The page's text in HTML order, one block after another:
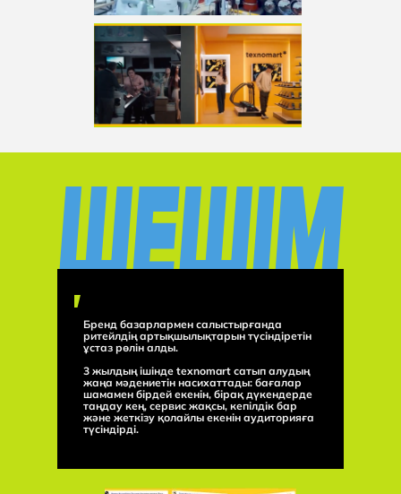
Бренд базарлармен салыстырғанда
ритейлдің артықшылықтарын түсіндіретін
ұстаз рөлін алды.
3 жылдың ішінде texnomart сатып алудың
жаңа мәдениетін насихаттады: бағалар
шамамен бірдей екенін, бірақ дүкендерде
таңдау кең, сервис жақсы, кепілдік бар
және жеткізу қолайлы екенін аудиторияға
түсіндірді.